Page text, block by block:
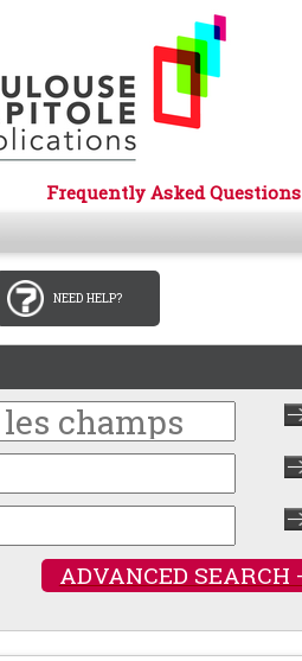
Frequently Asked Questions
NEED HELP?
ADVANCED SEARCH